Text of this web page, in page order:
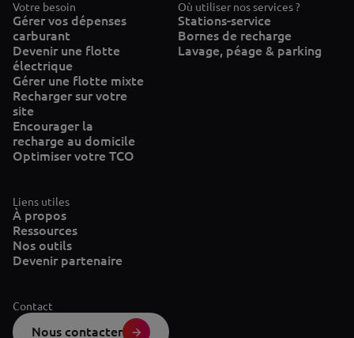
Votre besoin
Gérer vos dépenses
carburant
Devenir une flotte
électrique
Gérer une flotte mixte
Recharger sur votre
site
Encourager la
recharge au domicile
Optimiser votre TCO
Où utiliser nos services ?
Stations-service
Bornes de recharge
Lavage, péage & parking
Liens utiles
À propos
Ressources
Nos outils
Devenir partenaire
Contact
Nous contacter